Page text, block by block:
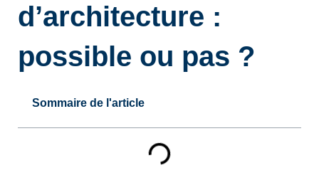
d’architecture :
possible ou pas ?
Sommaire de l'article